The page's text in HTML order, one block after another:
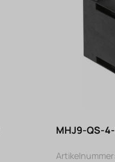
MHJ9-QS-